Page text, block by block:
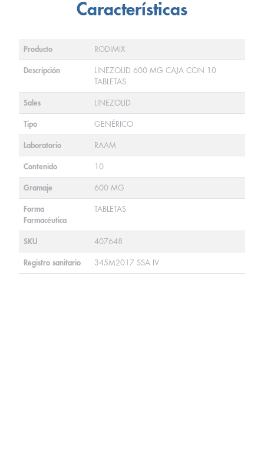
Características
Producto RODIMIX
Descripción
LINEZOLID 600 MG CAJA CON 10
TABLETAS
Sales LINEZOLID
Tipo GENÉRICO
Laboratorio RAAM
Contenido 10
Gramaje 600 MG
Forma
Farmacéutica
TABLETAS
SKU 407648
Registro sanitario 345M2017 SSA IV